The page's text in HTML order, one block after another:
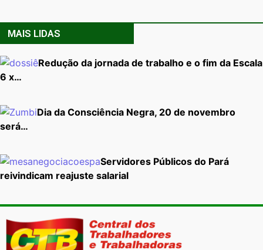
MAIS LIDAS
Redução da jornada de trabalho e o fim da Escala
6 x…
Dia da Consciência Negra, 20 de novembro
será…
Servidores Públicos do Pará
reivindicam reajuste salarial